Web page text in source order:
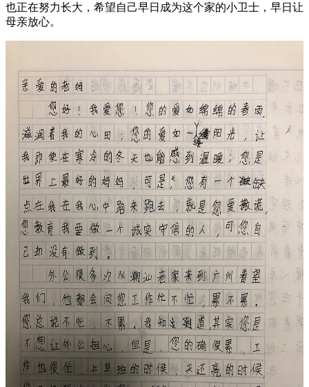
也正在努力长大，希望自己早日成为这个家的小卫士，早日让
母亲放心。